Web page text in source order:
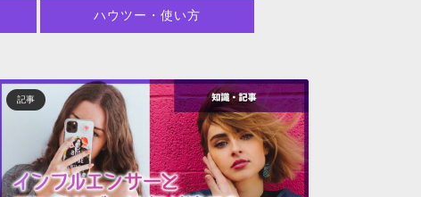
ハウツー・使い方
記事